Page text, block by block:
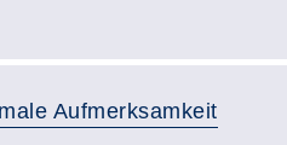
Aufmerksamkeit